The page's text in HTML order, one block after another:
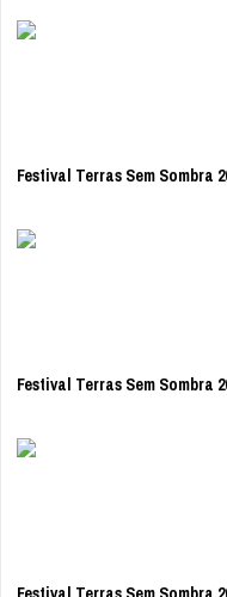
Festival Terras Sem Sombra
Festival Terras Sem Sombra